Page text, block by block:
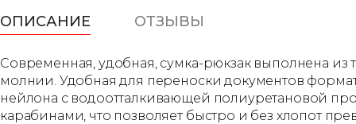
ОПИСАНИЕ ОТЗЫВЫ
Современная, удобная, сумка-рюкзак выполнена из
молнии. Удобная для переноски документов
нейлона с водоотталкивающей полиуретановой
карабинами, что позволяет быстро и без хлопот